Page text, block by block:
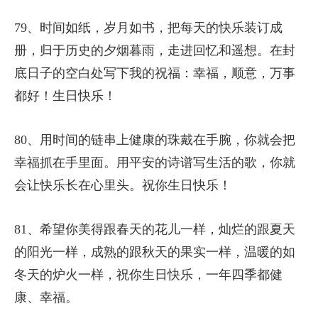
79、时间如纸，岁月如书，把每天的快乐装订成
册，归于历史的夕烟暮雨，走进回忆和遥想。在封
底日子的空白处写下我的祝福：幸福，顺意，万事
都好！生日快乐！
80、用时间的链串上健康的珠戴在手腕，你就会把
幸福抓在手里面。用平安的诗谱写生活的歌，你就
会让快乐长在心里头。祝你生日快乐！
81、希望你美得跟春天的花儿一样，灿烂的跟夏天
的阳光一样，成熟的跟秋天的果实一样，温暖的如
冬天的炉火一样，祝你生日快乐，一年四季都健
康、幸福。